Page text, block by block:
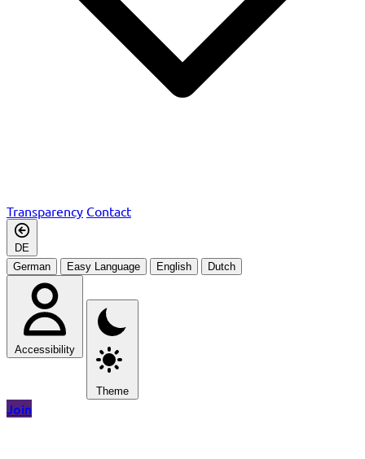
Transparency Contact
DE
German
Easy Language English Dutch
Accessibility
Theme
Join